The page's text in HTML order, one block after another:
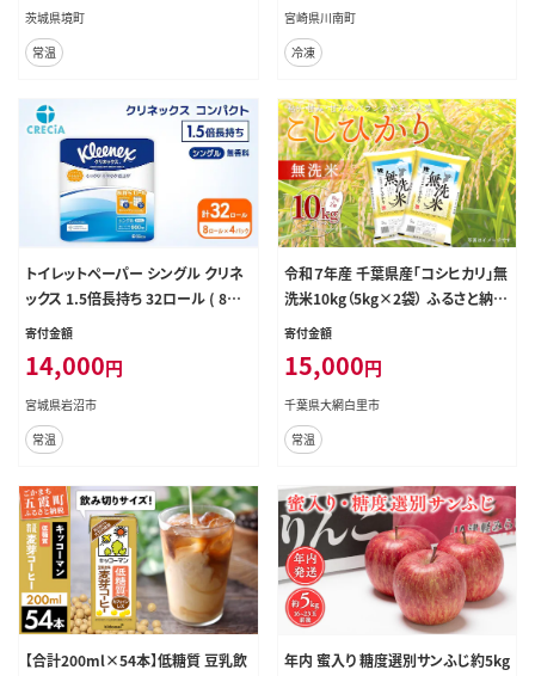
茨城県境町
常温
宮崎県川南町
冷凍
トイレットペーパー シングル クリネ
ックス 1.5倍長持ち 32ロール ( 8ロ
ール × 4パック ) コンパクト 無香料
沼市
寄付金額
14,000円
宮城県岩沼市
常温
令和７年産 千葉県産「コシヒカリ」無
洗米10kg（5kg×2袋） ふるさと納税
米 無洗米 コシヒカリ こしひかり 千
寄付金額
15,000円
千葉県大網白里市
常温
【合計200ml×54本】低糖質 豆乳飲
年内 蜜入り 糖度選別サンふじ約5kg